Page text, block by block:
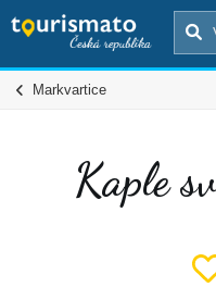
Markvartice
Kaple